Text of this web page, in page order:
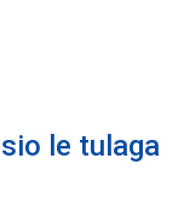
le tulaga